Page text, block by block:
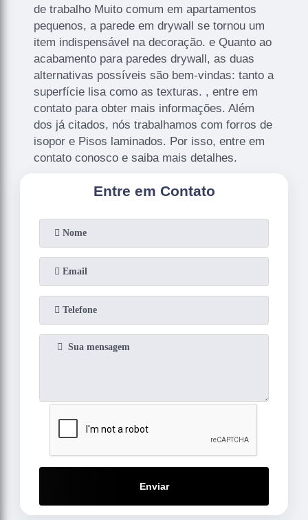
de trabalho Muito comum em apartamentos
pequenos, a parede em drywall se tornou um
item indispensável na decoração. e Quanto ao
acabamento para paredes drywall, as duas
alternativas possíveis são bem-vindas: tanto a
superfície lisa como as texturas. , entre em
contato para obter mais informações. Além
dos já citados, nós trabalhamos com forros de
isopor e Pisos laminados. Por isso, entre em
contato conosco e saiba mais detalhes.
Entre em Contato
Enviar